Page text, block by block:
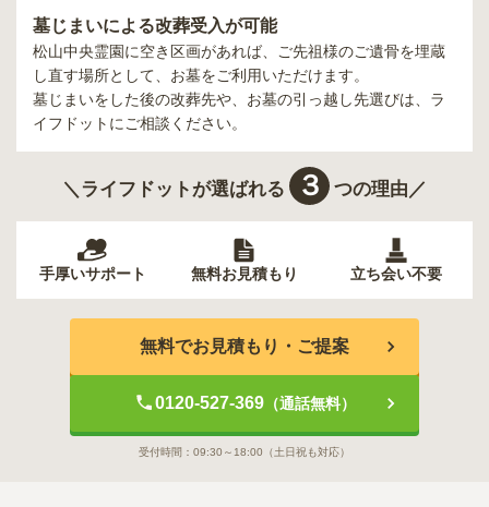
墓じまいによる改葬受入が可能
松山中央霊園に空き区画があれば、ご先祖様のご遺骨を埋蔵
し直す場所として、お墓をご利用いただけます。
墓じまいをした後の改葬先や、お墓の引っ越し先選びは、ラ
イフドットにご相談ください。
＼ライフドットが選ばれる ３ つの理由／
手厚いサポート 無料お見積もり 立ち会い不要
無料でお見積もり・ご提案
0120-527-369（通話無料）
受付時間： 09:30～18:00 （土日祝も対応）